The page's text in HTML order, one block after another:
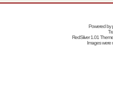
Powered by
RedSilver 1.01
Images were